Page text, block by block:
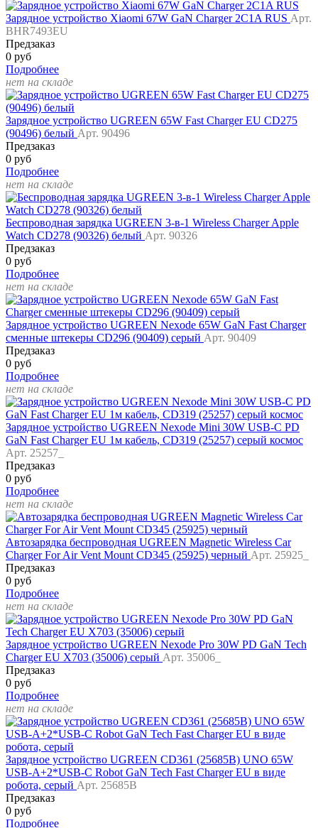
Зарядное устройство Xiaomi 67W GaN Charger 2C1A RUS Арт.
BHR7493EU
Предзаказ
0 руб
Подробнее
нет на складе
Зарядное устройство UGREEN 65W Fast Charger EU CD275
(90496) белый Арт. 90496
Предзаказ
0 руб
Подробнее
нет на складе
Беспроводная зарядка UGREEN 3-в-1 Wireless Charger Apple
Watch CD278 (90326) белый Арт. 90326
Предзаказ
0 руб
Подробнее
нет на складе
Зарядное устройство UGREEN Nexode 65W GaN Fast Charger
сменные штекеры CD296 (90409) серый Арт. 90409
Предзаказ
0 руб
Подробнее
нет на складе
Зарядное устройство UGREEN Nexode Mini 30W USB-C PD
GaN Fast Charger EU 1м кабель, CD319 (25257) серый космос
Арт. 25257_
Предзаказ
0 руб
Подробнее
нет на складе
Автозарядка беспроводная UGREEN Magnetic Wireless Car
Charger For Air Vent Mount CD345 (25925) черный Арт. 25925_
Предзаказ
0 руб
Подробнее
нет на складе
Зарядное устройство UGREEN Nexode Pro 30W PD GaN Tech
Charger EU X703 (35006) серый Арт. 35006_
Предзаказ
0 руб
Подробнее
нет на складе
Зарядное устройство UGREEN CD361 (25685B) UNO 65W
USB-A+2*USB-C Robot GaN Tech Fast Charger EU в виде
робота, серый Арт. 25685B
Предзаказ
0 руб
Подробнее